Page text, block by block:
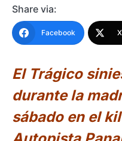
Share via:
Facebook
El Trágico
durante la
sábado en el